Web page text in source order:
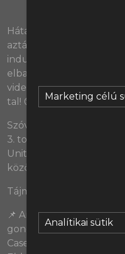
Marketing célú
Analítikai sütik
Hátazúgyvolt... Hogy
aztán az is lehet, hogy
indulhatott a telefonom,
elbasztam, és ehhez az
videófelvétel. Csak
tal! 😔🤬😭
Szóval ez az idei 10.
3. topcsapatos, ezúttal
Uniteddel, ha már ők is
közönségtalálkozóra,
Tájmsztemp:
📌 Amikor pár nap alatt
gondoltuk, a
Casemirótól várja a